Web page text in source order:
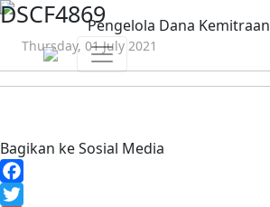
Pengelola Dana Kemitraan
DSCF4869
Thursday, 01 July 2021
Bagikan ke Sosial Media
Facebook